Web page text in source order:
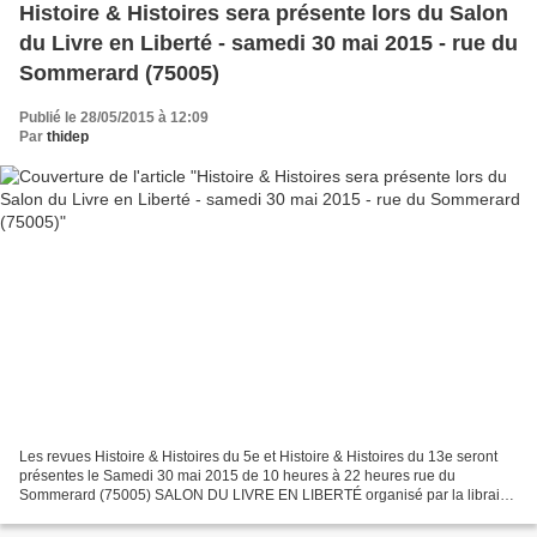
Histoire & Histoires sera présente lors du Salon
du Livre en Liberté - samedi 30 mai 2015 - rue du
Sommerard (75005)
Publié le 28/05/2015 à 12:09
Par thidep
Les revues Histoire & Histoires du 5e et Histoire & Histoires du 13e seront
présentes le Samedi 30 mai 2015 de 10 heures à 22 heures rue du
Sommerard (75005) SALON DU LIVRE EN LIBERTÉ organisé par la librairie